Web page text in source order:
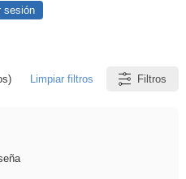
sesión
Limpiar filtros Filtros